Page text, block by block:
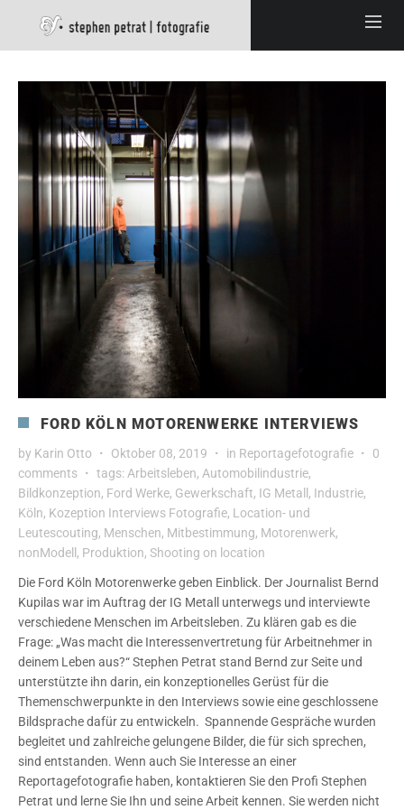
FORD KÖLN MOTORENWERKE INTERVIEWS
by Karin Otto Oktober 08, 2019 in Reportagefotografie
0
comments
tags: Arbeitsleben, Automobilindustrie,
Bildkonzeption, Ford Werke, Gewerkschaft, IG Metall , Industrie,
Köln, Kozeption Interviews Fotografie, Location- und
Leutescouting, Menschen, Mitbestimmung, Motorenwerk,
nonModell , Produktion, Shooting on location
Die Ford Köln Motorenwerke geben Einblick. Der Journalist Bernd
Kupilas war im Auftrag der IG Metall unterwegs und interviewte
verschiedene Menschen im Arbeitsleben. Zu klären gab es die
Frage: „Was macht die Interessenvertretung für Arbeitnehmer in
deinem Leben aus?“ Stephen Petrat stand Bernd zur Seite und
unterstützte ihn darin, ein konzeptionelles Gerüst für die
Themenschwerpunkte in den Interviews sowie eine geschlossene
Bildsprache dafür zu entwickeln. Spannende Gespräche wurden
begleitet und zahlreiche gelungene Bilder, die für sich sprechen,
sind entstanden. Wenn auch Sie Interesse an einer
Reportagefotografie haben, kontaktieren Sie den Profi Stephen
Petrat und lerne Sie Ihn und seine Arbeit kennen. Sie werden nicht